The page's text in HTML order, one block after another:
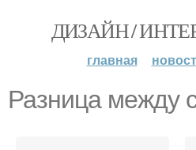
ДИЗАЙН /
главная
Разница между